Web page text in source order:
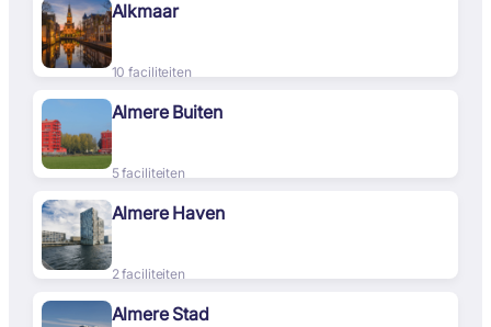
Alkmaar
10 faciliteiten
Almere Buiten
5 faciliteiten
Almere Haven
2 faciliteiten
Almere Stad